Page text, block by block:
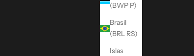
(BWP P)
Brasil
(BRL R$)
Islas